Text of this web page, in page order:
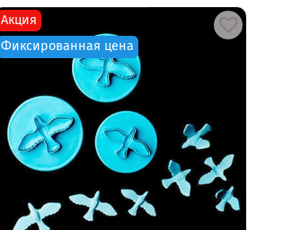
Акция
Фиксированная цена